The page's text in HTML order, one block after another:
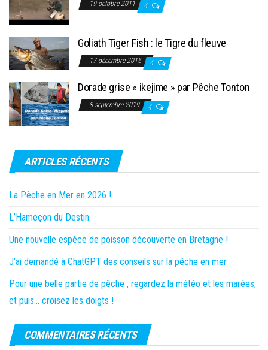
19 octobre 2011 4
Goliath Tiger Fish : le Tigre du fleuve
17 décembre 2015 4
Dorade grise « ikejime » par Pêche Tonton
8 septembre 2019 4
ARTICLES RÉCENTS
La Pêche en Mer en 2026 !
L’Hameçon du Destin
Une nouvelle espèce de poisson découverte en Bretagne !
J’ai demandé à ChatGPT des conseils sur la pêche en mer
Pour une belle partie de pêche , regardez la météo et les marées,
et puis… croisez les doigts !
COMMENTAIRES RÉCENTS